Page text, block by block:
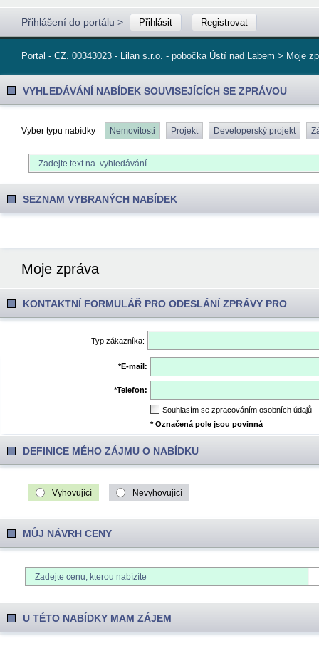
Přihlášení do portálu > Přihlásit Registrovat
Portal - CZ. 00343023 - Lilan s.r.o. - pobočka Ústí nad Labem > Moje
VYHLEDÁVÁNÍ NABÍDEK SOUVISEJÍCÍCH SE ZPRÁVOU
Vyber typu nabídky Nemovitosti Projekt Developerský projekt
SEZNAM VYBRANÝCH NABÍDEK
Moje zpráva
KONTAKTNÍ FORMULÁŘ PRO ODESLÁNÍ ZPRÁVY PRO
Typ zákazníka:
*E-mail :
*Telefon:
Souhlasím se zpracováním osobních údajů
* Označená pole jsou povinná
DEFINICE MÉHO ZÁJMU O NABÍDKU
Vyhovující Nevyhovující
MŮJ NÁVRH СENY
U TÉTO NABÍDKY MAM ZÁJEM